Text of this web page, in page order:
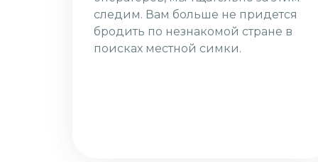
следим. Вам больше не придется
бродить по незнакомой стране в
поисках местной симки.